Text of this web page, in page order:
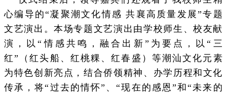
心编导的“凝聚潮文化情感 共襄高质量发展”专题
文艺演出。本场专题文艺演出由学校师生、校友献
演，以“情感共鸣，融合出新”为要点，以“三
红”（红头船、红桃粿、红春盛）等潮汕文化元素
为特色创新亮点，结合侨领精神、办学历程和文化
传承，将“过去的情怀”、“现在的感恩”和“未来的